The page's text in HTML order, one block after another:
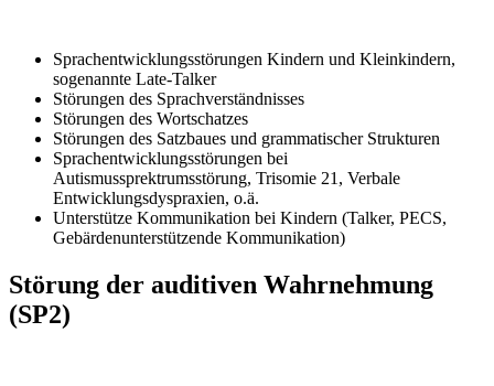
Sprachentwicklungsstörungen Kindern und Kleinkindern,
sogenannte Late-Talker
Störungen des Sprachverständnisses
Störungen des Wortschatzes
Störungen des Satzbaues und grammatischer Strukturen
Sprachentwicklungsstörungen bei
Autismussprektrumsstörung, Trisomie 21, Verbale
Entwicklungsdyspraxien, o.ä.
Unterstütze Kommunikation bei Kindern (Talker, PECS,
Gebärdenunterstützende Kommunikation)
Störung der auditiven Wahrnehmung
(SP2)